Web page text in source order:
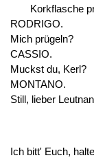
Korkflasche
RODRIGO.
Mich prügeln?
CASSIO.
Muckst du, Kerl?
MONTANO.
Still, lieber
Ich bitt' Euch,